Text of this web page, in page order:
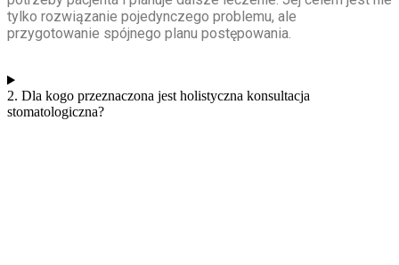
tylko rozwiązanie pojedynczego problemu, ale
przygotowanie spójnego planu postępowania.
2. Dla kogo przeznaczona jest holistyczna konsultacja
stomatologiczna?